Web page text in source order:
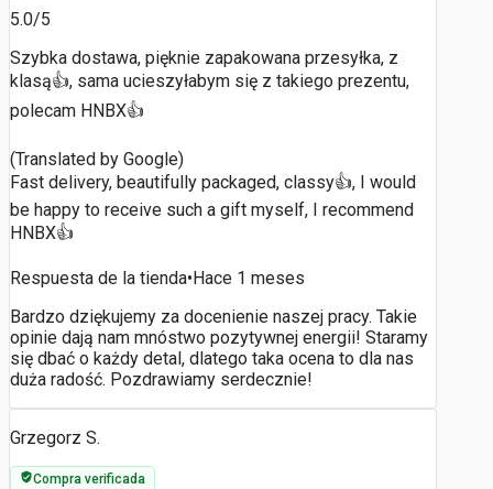
5.0/5
Szybka dostawa, pięknie zapakowana przesyłka, z
klasą👍, sama ucieszyłabym się z takiego prezentu,
polecam HNBX👍
(Translated by Google)
Fast delivery, beautifully packaged, classy👍, I would
be happy to receive such a gift myself, I recommend
HNBX👍
Respuesta de la tienda• Hace 1 meses
Bardzo dziękujemy za docenienie naszej pracy. Takie
opinie dają nam mnóstwo pozytywnej energii! Staramy
się dbać o każdy detal, dlatego taka ocena to dla nas
duża radość. Pozdrawiamy serdecznie!
Grzegorz S.
Compra verificada